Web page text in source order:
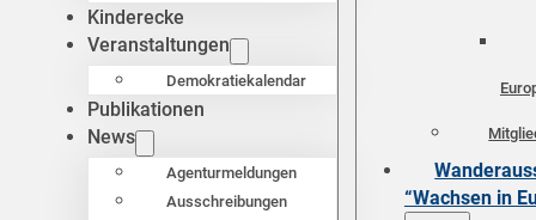
Kinderecke
Veranstaltungen
Demokratiekalendar
Publikationen
News
Agenturmeldungen
Ausschreibungen
“Wachsen in